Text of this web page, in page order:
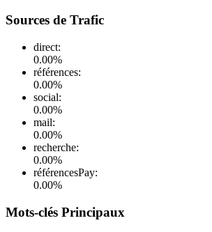
Sources de Trafic
direct:
0.00%
références:
0.00%
social:
0.00%
mail:
0.00%
recherche:
0.00%
référencesPay:
0.00%
Mots-clés Principaux